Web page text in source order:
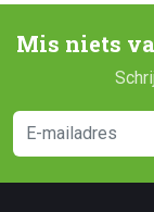
Mis niets